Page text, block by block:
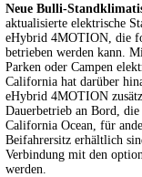
Neue Bulli-
aktualisierte elektrische
eHybrid 4MOTION, die
betrieben werden kann.
Parken oder Campen
California hat darüber
eHybrid 4MOTION
Dauerbetrieb an Bord,
California Ocean, für
Beifahrersitz erhältlich
Verbindung mit den
werden.